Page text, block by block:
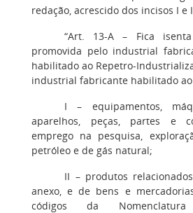
redação, acrescido dos incisos I e
“Art. 13-A – Fica
promovida pelo industrial
habilitado ao Repetro-
industrial fabricante habilitado ao
I – equipamentos,
aparelhos, peças, partes e
emprego na pesquisa,
petróleo e de gás natural;
II – produtos
anexo, e de bens e
códigos da